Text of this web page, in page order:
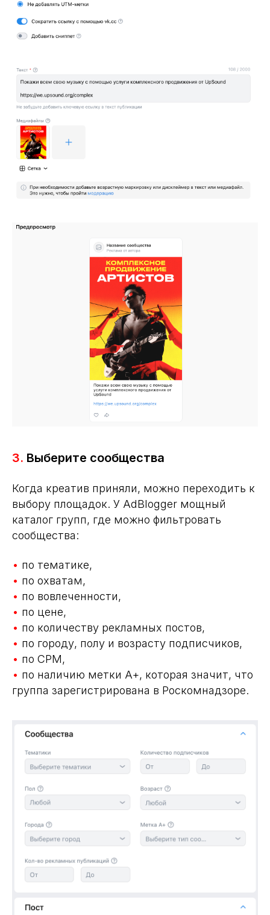
3. Выберите сообщества
Когда креатив приняли, можно переходить к
выбору площадок. У AdBlogger мощный
каталог групп, где можно фильтровать
сообщества:
• по тематике,
• по охватам,
• по вовлеченности,
• по цене,
• по количеству рекламных постов,
• по городу, полу и возрасту подписчиков,
• по CPM,
• по наличию метки А+, которая значит, что
группа зарегистрирована в Роскомнадзоре.